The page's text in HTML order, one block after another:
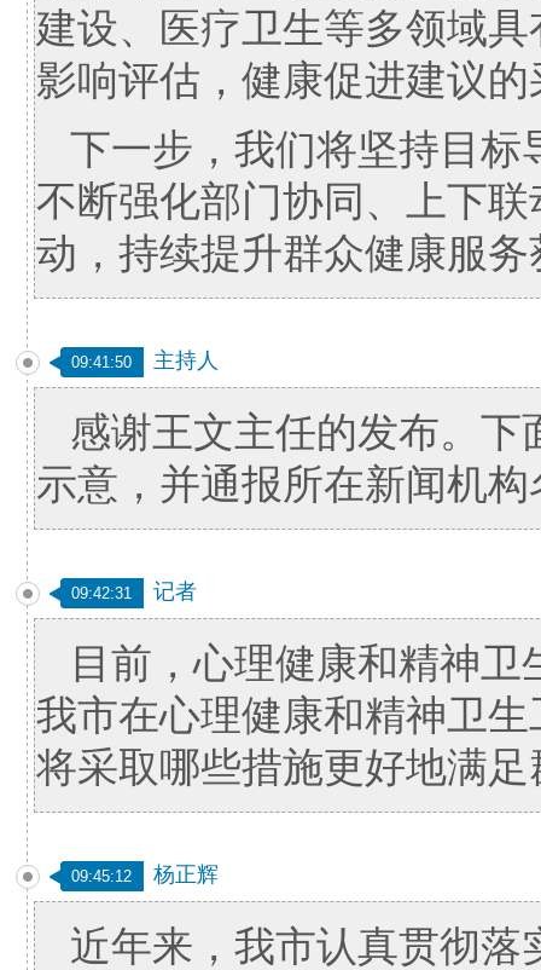
建设、医疗卫生等多领域
影响评估，健康促进建议
下一步，我们将坚持目标
不断强化部门协同、上下
动，持续提升群众健康服
09:41:50 主持人
感谢王文主任的发布。
示意，并通报所在新闻机构
09:42:31 记者
目前，心理健康和精神
我市在心理健康和精神卫
将采取哪些措施更好地满
09:45:12 杨正辉
近年来，我市认真贯彻